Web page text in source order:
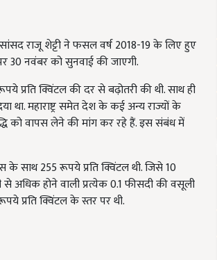
राजू शेट्टी ने फसल वर्ष 2018-19 के लिए हुए
30 नवंबर को सुनवाई की जाएगी.
प्रति क्विंटल की दर से बढ़ोतरी की थी. साथ ही
था. महाराष्ट्र समेत देश के कई अन्य राज्यों के
को वापस लेने की मांग कर रहे हैं. इस संबंध में
साथ 255 रूपये प्रति क्विंटल थी. जिसे 10
अधिक होने वाली प्रत्येक 0.1 फीसदी की वसूली
प्रति क्विंटल के स्तर पर थी.